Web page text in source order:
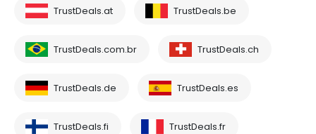
TrustDeals.at TrustDeals.be
TrustDeals.com.br TrustDeals.ch
TrustDeals.de TrustDeals.es
TrustDeals.fi TrustDeals.fr